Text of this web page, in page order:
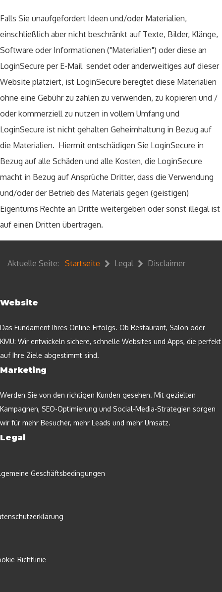
Falls Sie unaufgefordert Ideen und/oder Materialien,
einschließlich aber nicht beschränkt auf Texte, Bilder, Klänge,
Software oder Informationen ("Materialien") oder diese an
LoginSecure per E-Mail sendet oder anderweitiges auf dieser
Website platziert, ist LoginSecure beregtet diese Materialien
ohne eine Gebühr zu zahlen zu verwenden, zu kopieren und /
oder kommerziell zu nutzen in vollem Umfang und
LoginSecure ist nicht gehalten Geheimhaltung in Bezug auf
die Materialien. Hiermit entschädigen Sie LoginSecure in
Bezug auf alle Schäden und alle Kosten, die LoginSecure
macht in Bezug auf Ansprüche Dritter, dass die Verwendung
und/oder der Betrieb des Materials gegen (geistigen)
Eigentums Rechte an Dritte weitergeben oder sonst illegal ist
auf einen Dritten übertragen.
Aktuelle Seite: Startseite Legal Disclaimer
Website
Das Fundament Ihres Online-Erfolgs. Ob Restaurant, Salon oder
KMU: Wir entwickeln sichere, schnelle Websites und Apps, die perfekt
auf Ihre Ziele abgestimmt sind.
Marketing
Werden Sie von den richtigen Kunden gesehen. Mit gezielten
Kampagnen, SEO-Optimierung und Social-Media-Strategien sorgen
wir für mehr Besucher, mehr Leads und mehr Umsatz.
Legal
Geschäftsbedingungen
Richtlinie